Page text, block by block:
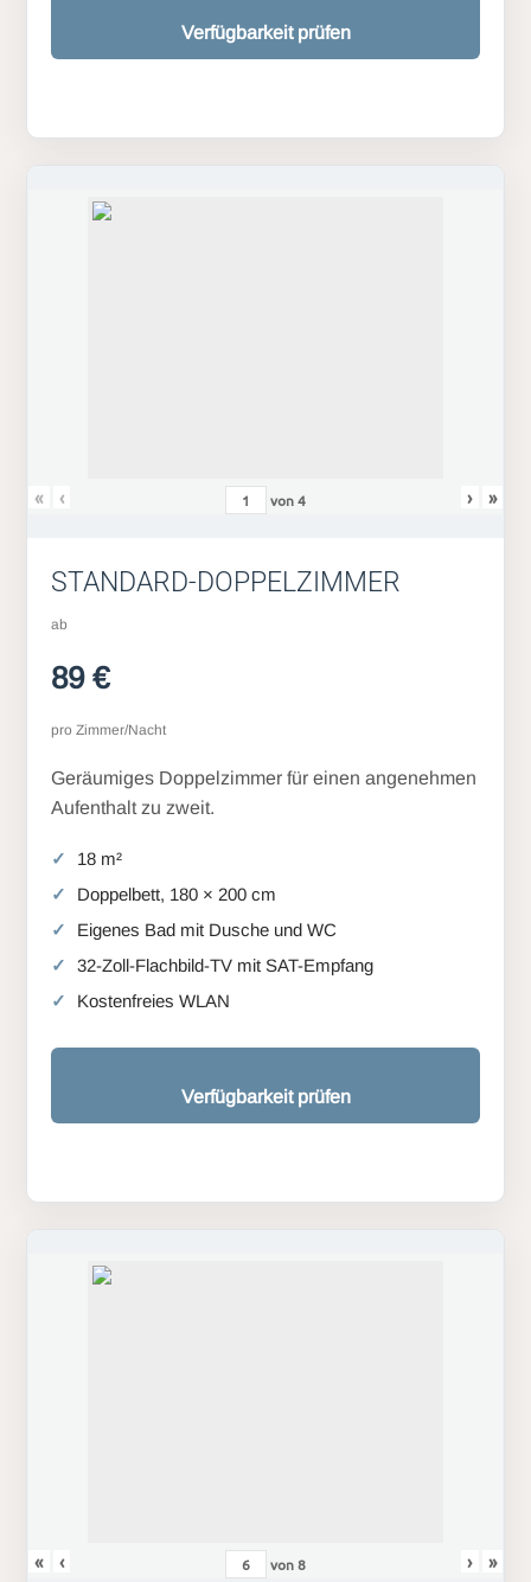
Verfügbarkeit prüfen
« ‹ von4 › »
STANDARD-DOPPELZIMMER
ab
89 €
pro Zimmer/Nacht
Geräumiges Doppelzimmer für einen angenehmen
Aufenthalt zu zweit.
18 m²
Doppelbett, 180 × 200 cm
Eigenes Bad mit Dusche und WC
32-Zoll-Flachbild-TV mit SAT-Empfang
Kostenfreies WLAN
Verfügbarkeit prüfen
« ‹ von8 › »